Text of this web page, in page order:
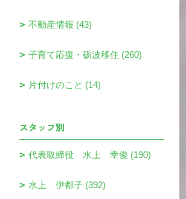
不動産情報 (43)
子育て応援・砺波移住 (260)
片付けのこと (14)
スタッフ別
代表取締役 水上 幸俊 (190)
水上 伊都子 (392)